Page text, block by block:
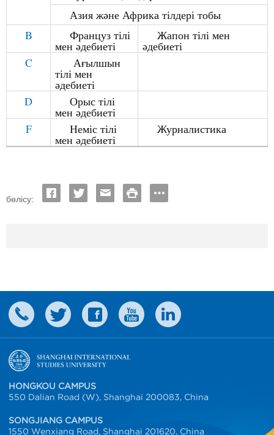
Азия және Африка тілдері тобы
B
Француз тілі
менәдебиеті
Жапон тілі мен
әдебиеті
C
Ағылшын
тілі мен
әдебиеті
D
Орыс тілі
менәдебиеті
F
Неміс тілі
менәдебиеті
Журналистика
бөлісу:
HONGKOU CAMPUS
550 Dalian Road (W), Shanghai 200083, China
SONGJIANG CAMPUS
1550 Wenxiang Road, Shanghai 201620, China